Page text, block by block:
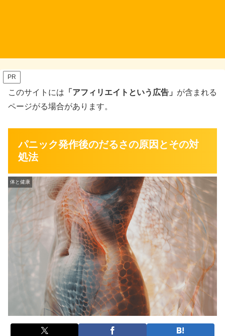
PR
このサイトには 「アフィリエイトという広告」 が含まれる
ページがる場合があります。
パニック発作後のだるさの原因とその対
処法
体と健康